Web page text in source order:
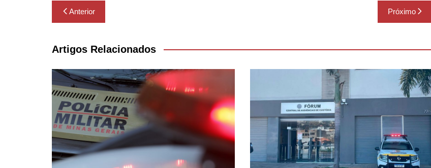
Navegação
de
Post
Anterior Próximo
Artigos Relacionados